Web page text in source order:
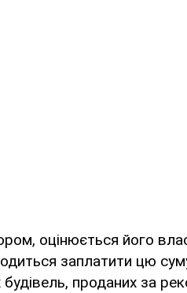
оцінюється його
заплатити цю
проданих за